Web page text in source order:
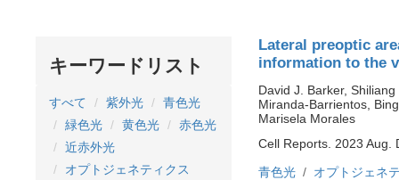
キーワードリスト
すべて 紫外光
青色光
緑色光
黄色光
赤色光
近赤外光
オプトジェネティクス
Lateral preoptic
information to the
David J. Barker,
Miranda-Barrientos,
Marisela Morales
Cell Reports. 2023 Aug.
青色光
オプトジェネ